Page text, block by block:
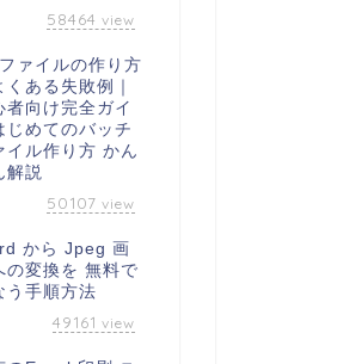
58464 view
ァイルの作り方
くある失敗例｜
者向け完全ガイ
じめてのバッチ
イル作り方 かん
解説
50107 view
から Jpeg 画
の変換を 無料で
う手順方法
49161 view